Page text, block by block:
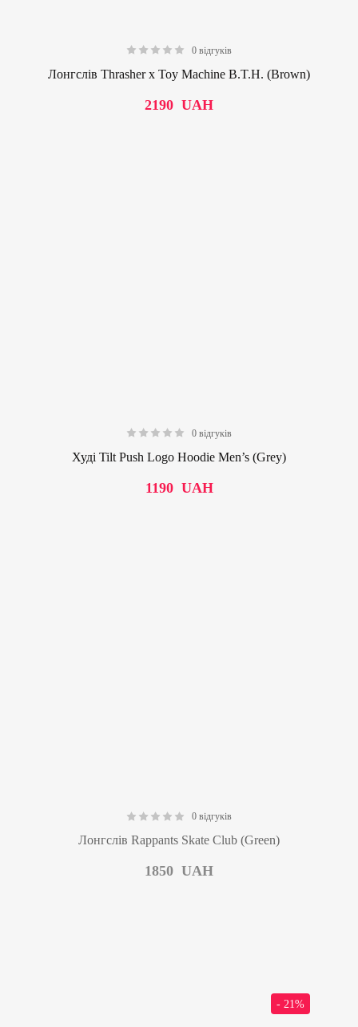
0 відгуків
Лонгслів Thrasher x Toy Machine B.T.H. (Brown)
2190 UAH
0 відгуків
Худі Tilt Push Logo Hoodie Men’s (Grey)
1190 UAH
0 відгуків
Лонгслів Rappants Skate Club (Green)
1850 UAH
- 21%